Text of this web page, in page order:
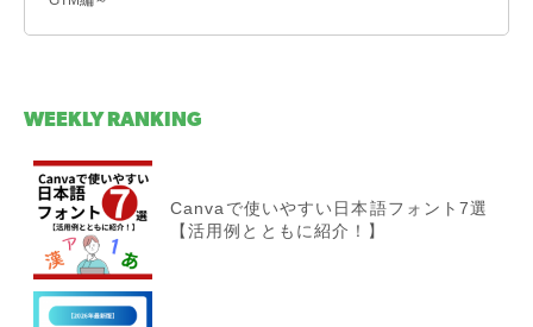
WEEKLY RANKING
Canvaで使いやすい日本語フォント7選
【活用例とともに紹介！】